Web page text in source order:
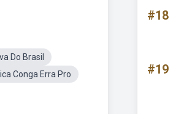
Do Brasil
Conga Erra Pro
#18
#19